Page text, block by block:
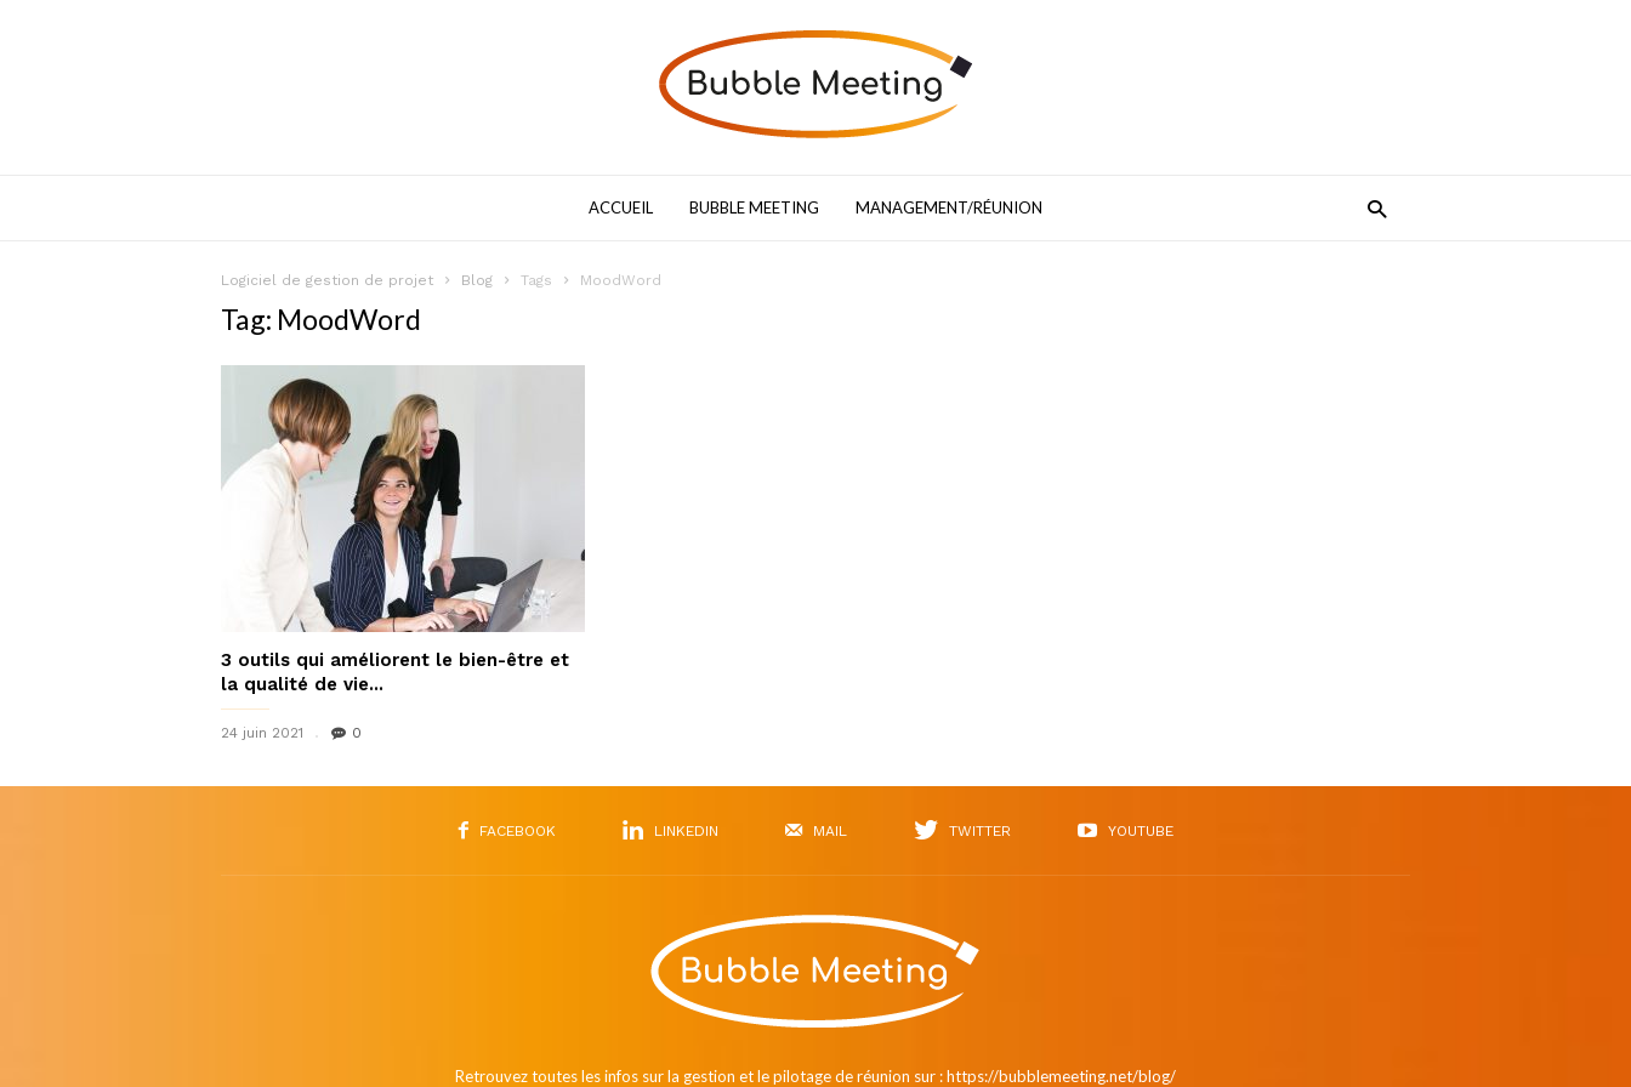
pilotage
ACCUEIL BUBBLE MEETING MANAGEMENT/RÉUNION
Logiciel de gestion de projet Blog Tags MoodWord
Tag: MoodWord
3 outils qui améliorent le bien-être et
la qualité de vie...
24 juin 2021 0
FACEBOOK LINKEDIN MAIL TWITTER YOUTUBE
Retrouvez toutes les infos sur la gestion et le pilotage de réunion sur : https://bubblemeeting.net/blog/